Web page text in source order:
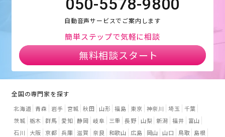
050-5578-9800
自動音声サービスでご案内します
簡単ステップで気軽に相談
無料相談スタート
全国の専門家を探す
北海道 青森 岩手 宮城 秋田 山形 福島 東京 神奈川 埼玉
千葉
茨城 栃木 群馬 愛知 静岡 岐阜 三重 長野 山梨 新潟 福井
富山
石川
大阪 京都 兵庫 滋賀 奈良 和歌山 広島 岡山 山口 鳥取
島根